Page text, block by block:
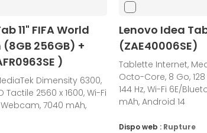
11" FIFA World
256GB) +
)
Dimensity 6300,
Tactile 2560 x 1600, Wi-Fi
7040 mAh,
Lenovo Idea
(ZAE40006SE)
Tablette Internet,
Octo-Core, 8 Go, 128
144 Hz, Wi-Fi 6E/
mAh, Android 14
Dispo web : Rupture